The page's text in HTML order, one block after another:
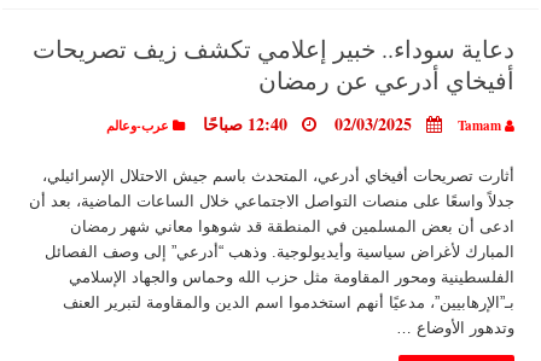
دعاية سوداء.. خبير إعلامي تكشف زيف تصريحات
أفيخاي أدرعي عن رمضان
Tamam
02/03/2025 12:40 صباحًا عرب-وعالم
أثارت تصريحات أفيخاي أدرعي، المتحدث باسم جيش الاحتلال الإسرائيلي،
جدلاً واسعًا على منصات التواصل الاجتماعي خلال الساعات الماضية، بعد أن
ادعى أن بعض المسلمين في المنطقة قد شوهوا معاني شهر رمضان
المبارك لأغراض سياسية وأيديولوجية. وذهب “أدرعي” إلى وصف الفصائل
الفلسطينية ومحور المقاومة مثل حزب الله وحماس والجهاد الإسلامي
بـ”الإرهابيين”، مدعيًا أنهم استخدموا اسم الدين والمقاومة لتبرير العنف
وتدهور الأوضاع …